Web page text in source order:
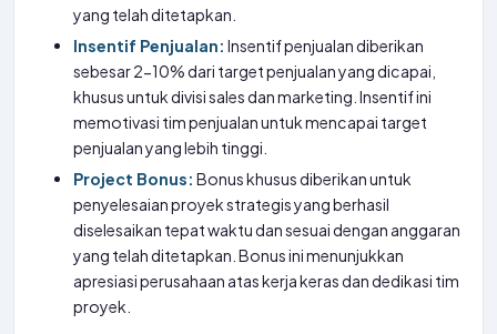
yang telah ditetapkan.
Insentif Penjualan: Insentif penjualan diberikan
sebesar 2-10% dari target penjualan yang dicapai,
khusus untuk divisi sales dan marketing. Insentif ini
memotivasi tim penjualan untuk mencapai target
penjualan yang lebih tinggi.
Project Bonus: Bonus khusus diberikan untuk
penyelesaian proyek strategis yang berhasil
diselesaikan tepat waktu dan sesuai dengan anggaran
yang telah ditetapkan. Bonus ini menunjukkan
apresiasi perusahaan atas kerja keras dan dedikasi tim
proyek.